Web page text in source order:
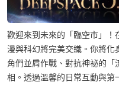
歡迎來到未來的「臨空市」
漫與科幻將完美交織。你將化
角們並肩作戰、對抗神祕的
相。透過溫馨的日常互動與